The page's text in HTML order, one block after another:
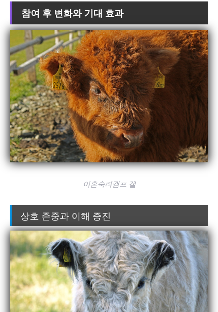
참여 후 변화와 기대 효과
이혼숙려캠프 갤
상호 존중과 이해 증진